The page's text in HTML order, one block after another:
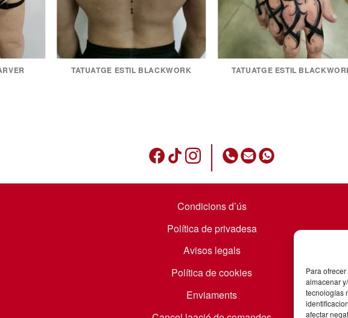
Para
almacenar
tecnologías
afectar
TATUATGE ESTIL BLACKWORK TATUATGE ESTIL
Condicions d’ús
Política de privadesa
Avisos legals
Política de cookies
Enviaments